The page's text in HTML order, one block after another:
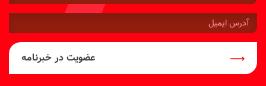
آدرس
ایمیل:
عضویت در خبرنامه